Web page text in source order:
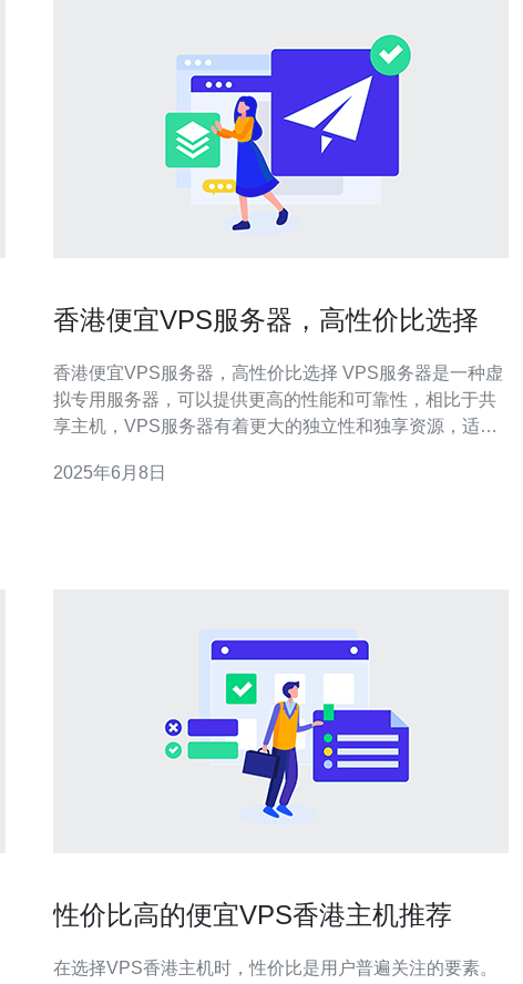
香港便宜VPS服务器，高性价比选择
香港便宜VPS服务器，高性价比选择 VPS服务器是一种虚
拟专用服务器，可以提供更高的性能和可靠性，相比于共
享主机，VPS服务器有着更大的独立性和独享资源，适合
良好的网络连接和稳定的电力供应，对于亚洲地区的用户
2025年6月8日
性价比高的便宜VPS香港主机推荐
在选择VPS香港主机时，性价比是用户普遍关注的要素。